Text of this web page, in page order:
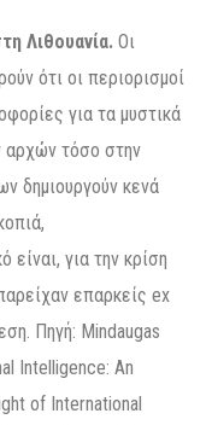
Λιθουανία. Οι
ότι οι περιορισμοί
για τα μυστικά
αρχών τόσο στην
δημιουργούν κενά
για την κρίση
επαρκείς ex
Πηγή: Mindaugas
Intelligence: An
of International